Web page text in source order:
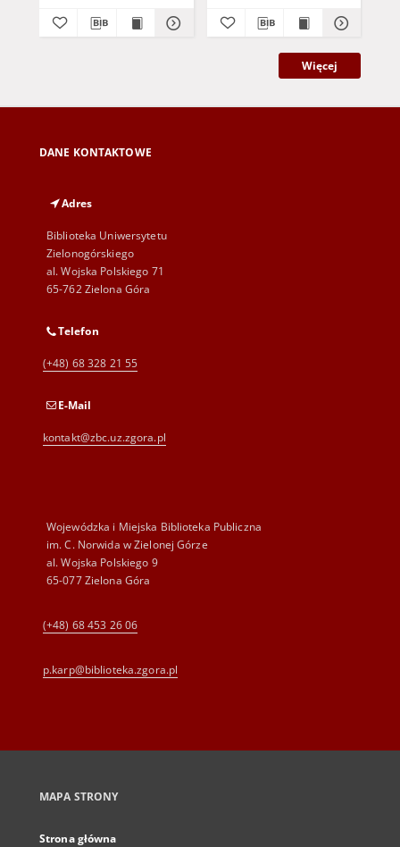
Więcej
DANE KONTAKTOWE
Adres
Biblioteka Uniwersytetu
Zielonogórskiego
al. Wojska Polskiego 71
65-762 Zielona Góra
Telefon
(+48) 68 328 21 55
E-Mail
kontakt@zbc.uz.zgora.pl
Wojewódzka i Miejska Biblioteka Publiczna
im. C. Norwida w Zielonej Górze
al. Wojska Polskiego 9
65-077 Zielona Góra
(+48) 68 453 26 06
p.karp@biblioteka.zgora.pl
MAPA STRONY
Strona główna